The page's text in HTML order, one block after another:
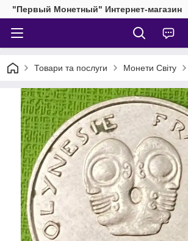
"Первый Монетный" Интернет-магазин
Товари та послуги Монети Світу